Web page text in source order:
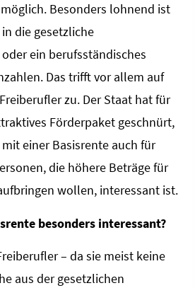
Besonders lohnend ist
die gesetzliche
ein berufsständisches
Das trifft vor allem auf
zu. Der Staat hat für
Förderpaket geschnürt,
einer Basisrente auch für
die höhere Beträge für
wollen, interessant ist.
besonders interessant?
– da sie meist keine
aus der gesetzlichen